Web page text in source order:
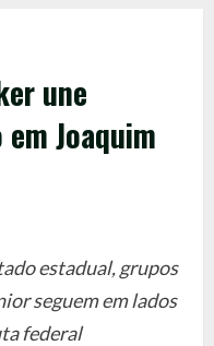
une
Joaquim
estadual, grupos
seguem em lados
federal